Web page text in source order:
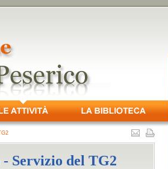
- Servizio del TG2